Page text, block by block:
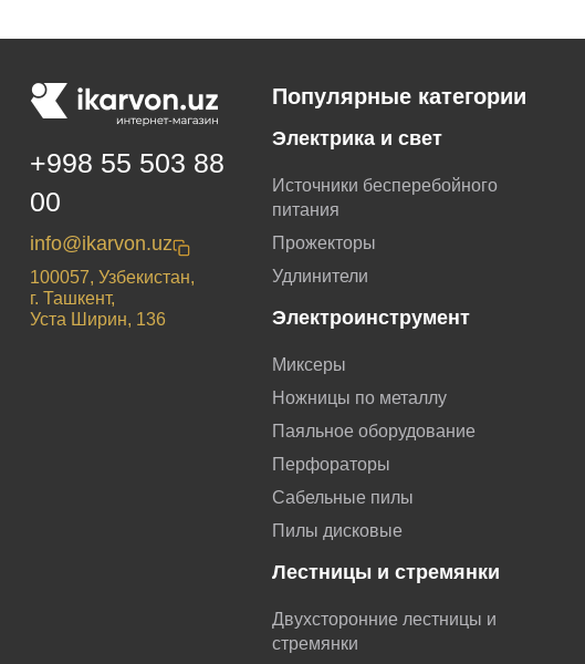
+998 55 503 88
00
info@ikarvon.uz
100057, Узбекистан,
г. Ташкент,
Уста Ширин, 136
Популярные категории
Электрика и свет
Источники бесперебойного
питания
Прожекторы
Удлинители
Электроинструмент
Миксеры
Ножницы по металлу
Паяльное оборудование
Перфораторы
Сабельные пилы
Пилы дисковые
Лестницы и стремянки
Двухсторонние лестницы и
стремянки